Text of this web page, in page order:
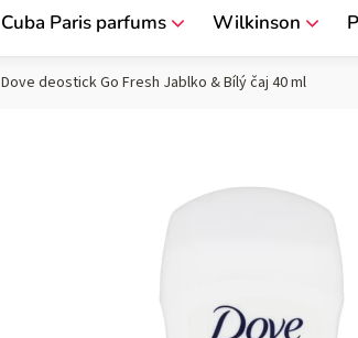
Cuba Paris parfums Wilkinson
Dove deostick Go Fresh Jablko & Bílý čaj 40 ml